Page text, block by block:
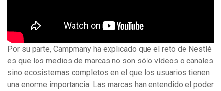
Por su parte, Campmany ha explicado que el reto de Nestlé
es que los medios de marcas no son sólo vídeos o canales
sino ecosistemas completos en el que los usuarios tienen
una enorme importancia. Las marcas han entendido el poder